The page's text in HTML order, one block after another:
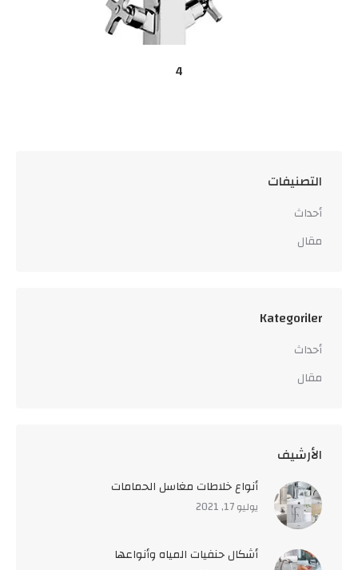
4
التصنيفات
أحداث
مقال
Kategoriler
أحداث
مقال
اﻷرشيف
أنواع خلاطات مغاسل الحمامات
يوليو 17, 2021
أشكال حنفيات المياه وأنواعها